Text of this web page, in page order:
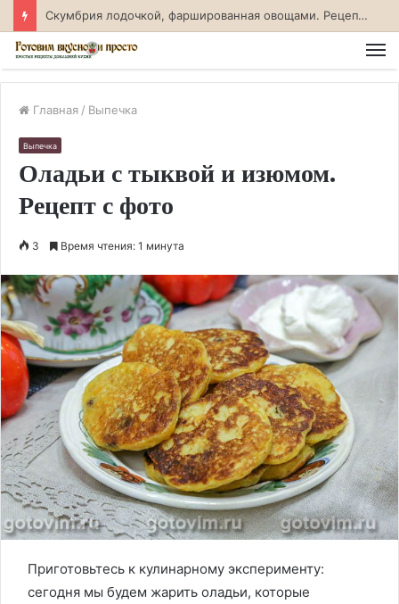
Скумбрия лодочкой, фаршированная овощами. Рецепт с фото
Главная / Выпечка
Выпечка
Оладьи с тыквой и изюмом.
Рецепт с фото
3 Время чтения: 1 минута
Приготовьтесь к кулинарному эксперименту:
сегодня мы будем жарить оладьи, которые